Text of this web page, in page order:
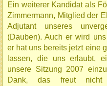
Ein weiterer Kandidat als
Zimmermann, Mitglied der
Adjutant unseres
(Dauben). Auch er wird
er hat uns bereits jetzt eine
lassen, die uns erlaubt,
unsere Sitzung 2007
Dank, das freut nicht